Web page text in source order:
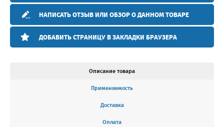
НАПИСАТЬ ОТЗЫВ ИЛИ ОБЗОР О ДАННОМ ТОВАРЕ
ДОБАВИТЬ СТРАНИЦУ В ЗАКЛАДКИ БРАУЗЕРА
Описание товара
Применяемость
Доставка
Оплата